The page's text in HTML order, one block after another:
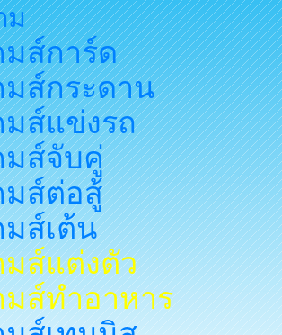
ม
ส์การ์ด
ส์กระดาน
ส์แข่งรถ
ส์จับคู่
ส์ต่อสู้
ส์เต้น
มส์แต่งตัว
มส์ทำอาหาร